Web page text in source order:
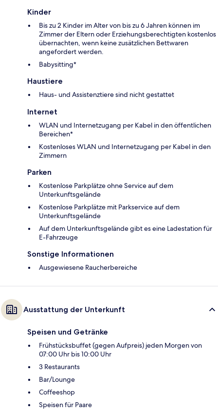
Kinder
Bis zu 2 Kinder im Alter von bis zu 6 Jahren können im
Zimmer der Eltern oder Erziehungsberechtigten kostenlos
übernachten, wenn keine zusätzlichen Bettwaren
angefordert werden.
Babysitting*
Haustiere
Haus- und Assistenztiere sind nicht gestattet
Internet
WLAN und Internetzugang per Kabel in den öffentlichen
Bereichen*
Kostenloses WLAN und Internetzugang per Kabel in den
Zimmern
Parken
Kostenlose Parkplätze ohne Service auf dem
Unterkunftsgelände
Kostenlose Parkplätze mit Parkservice auf dem
Unterkunftsgelände
Auf dem Unterkunftsgelände gibt es eine Ladestation für
E-Fahrzeuge
Sonstige Informationen
Ausgewiesene Raucherbereiche
Ausstattung der Unterkunft
Speisen und Getränke
Frühstücksbuffet (gegen Aufpreis) jeden Morgen von
07:00 Uhr bis 10:00 Uhr
3 Restaurants
Bar/Lounge
Coffeeshop
Speisen für Paare